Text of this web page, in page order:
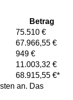
Betrag
75.510 €
67.966,55 €
949 €
11.003,32 €
68.915,55 €*
an. Das